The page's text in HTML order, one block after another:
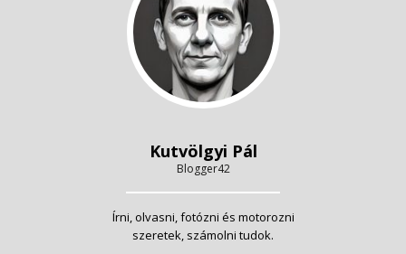
Kutvölgyi Pál
Blogger42
Írni, olvasni, fotózni és motorozni
szeretek, számolni tudok.